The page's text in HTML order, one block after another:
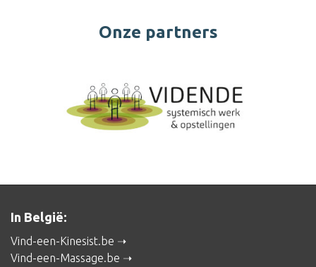
Onze partners
In België:
Vind-een-Kinesist.be
Vind-een-Massage.be